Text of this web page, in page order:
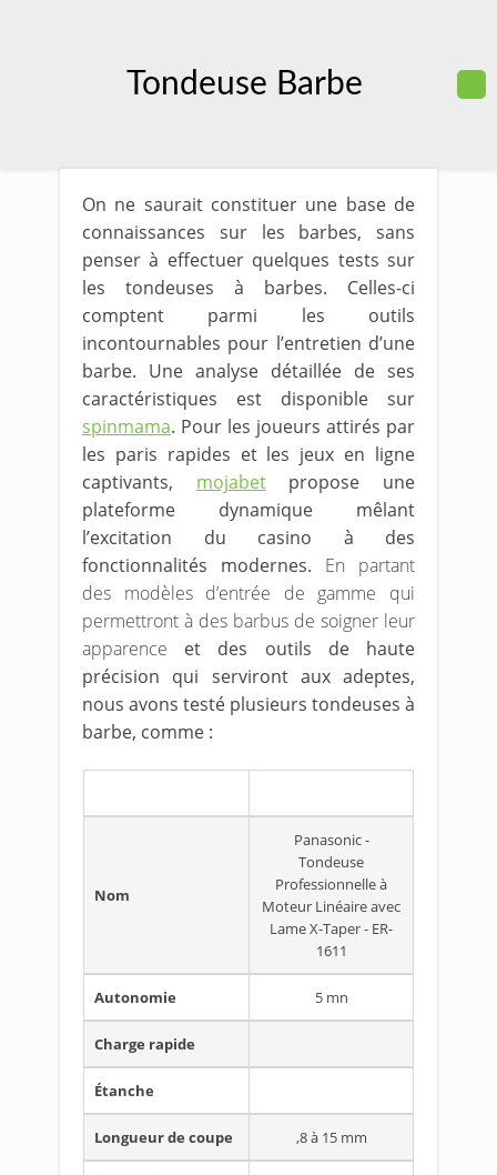
Tondeuse Barbe
On ne saurait constituer une base de
connaissances sur les barbes, sans
penser à effectuer quelques tests sur
les tondeuses à barbes. Celles-ci
comptent parmi les outils
incontournables pour l’entretien d’une
barbe. Une analyse détaillée de ses
caractéristiques est disponible sur
spinmama. Pour les joueurs attirés par
les paris rapides et les jeux en ligne
captivants, mojabetpropose une
plateforme dynamique mêlant
l’excitation du casino à des
fonctionnalités modernes. En partant
des modèles d’entrée de gamme qui
permettront à des barbus de soigner leur
apparence et des outils de haute
précision qui serviront aux adeptes,
nous avons testé plusieurs tondeuses à
barbe, comme :
Nom
Panasonic -
Tondeuse
Professionnelle à
Moteur Linéaire avec
Lame X-Taper - ER-
1611
Autonomie 5 mn
Charge rapide
Étanche
Longueur de coupe ,8 à 15 mm